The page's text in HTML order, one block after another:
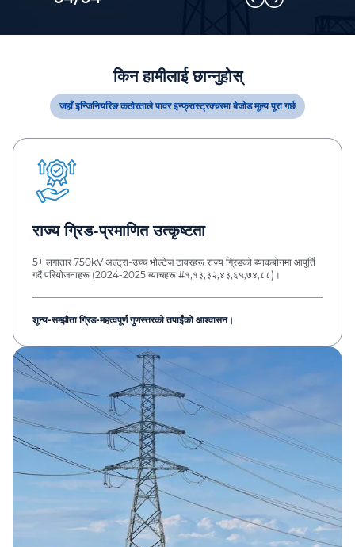
किन हामीलाई छान्नुहोस्
जहाँ इन्जिनियरिङ कठोरताले पावर इन्फ्रास्ट्रक्चरमा बेजोड मूल्य पूरा गर्छ
राज्य ग्रिड-प्रमाणित उत्कृष्टता
5+ लगातार 750kV अल्ट्रा-उच्च भोल्टेज टावरहरू राज्य ग्रिडको ब्याकबोनमा आपूर्ति
गर्दै परियोजनाहरू (2024-2025 ब्याचहरू #१,१३,३२,४३,६५,७४,८८)।
शून्य-सम्झौता ग्रिड-महत्वपूर्ण गुणस्तरको तपाईंको आश्वासन।